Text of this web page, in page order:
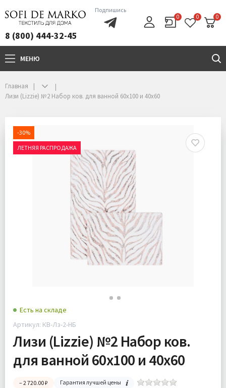
8 (800) 444-32-45
Подпишись
0 0 0
МЕНЮ
Главная
Лизи (Lizzie) №2 Набор ков. для ванной 60х100 и 40х60
-30%
ЛЕТНЯЯ РАСПРОДАЖА
Есть на складе
Артикул: КВ-Лз-2-НБ
Лизи (Lizzie) №2 Набор ков.
для ванной 60х100 и 40х60
– 2 720.00 ₽ Гарантия лучшей цены